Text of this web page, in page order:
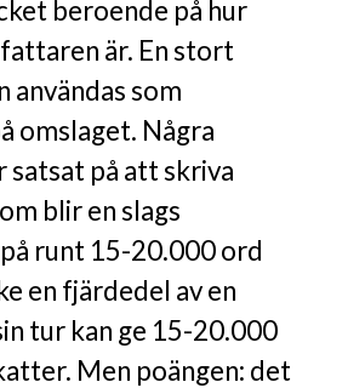
beroende på hur
är. En stort
som
omslaget. Några
på att skriva
blir en slags
runt 15-20.000 ord
en fjärdedel av en
tur kan ge 15-20.000
Men poängen: det